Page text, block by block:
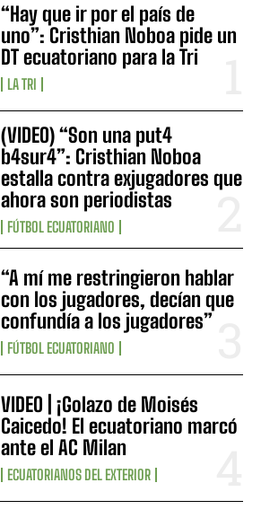
“Hay que ir por el país de
uno”: Cristhian Noboa pide un
DT ecuatoriano para la Tri
LA TRI
(VIDEO) “Son una put4
b4sur4”: Cristhian Noboa
estalla contra exjugadores que
ahora son periodistas
FÚTBOL ECUATORIANO
“A mí me restringieron hablar
con los jugadores, decían que
confundía a los jugadores”
FÚTBOL ECUATORIANO
VIDEO | ¡Golazo de Moisés
Caicedo! El ecuatoriano marcó
ante el AC Milan
ECUATORIANOS DEL EXTERIOR